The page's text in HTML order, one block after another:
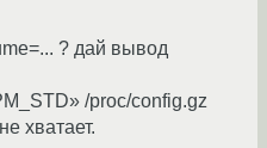
? дай вывод
/proc/config.gz
хватает.